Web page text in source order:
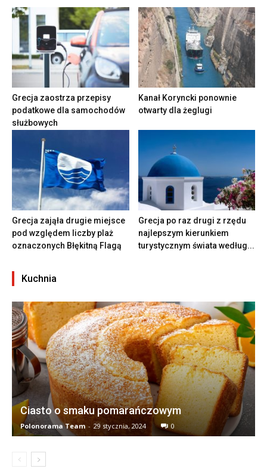
Grecja zaostrza przepisy
podatkowe dla samochodów
służbowych
Kanał Koryncki ponownie
otwarty dla żeglugi
Grecja zająła drugie miejsce
pod względem liczby plaż
oznaczonych Błękitną Flagą
Grecja po raz drugi z rzędu
najlepszym kierunkiem
turystycznym świata według...
Kuchnia
Ciasto o smaku pomarańczowym
Polonorama Team - 29 stycznia, 2024 0